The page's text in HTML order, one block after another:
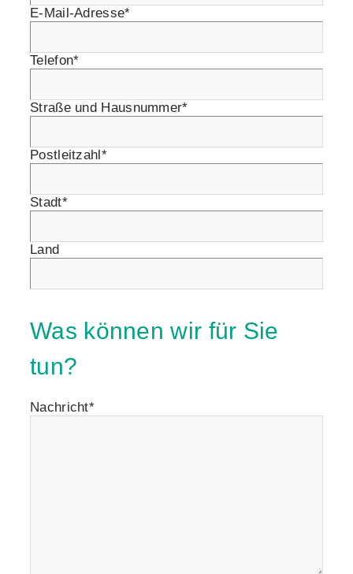
E-Mail-Adresse*
Telefon*
Straße und Hausnummer*
Postleitzahl*
Stadt*
Land
Was können wir für Sie
tun?
Nachricht*